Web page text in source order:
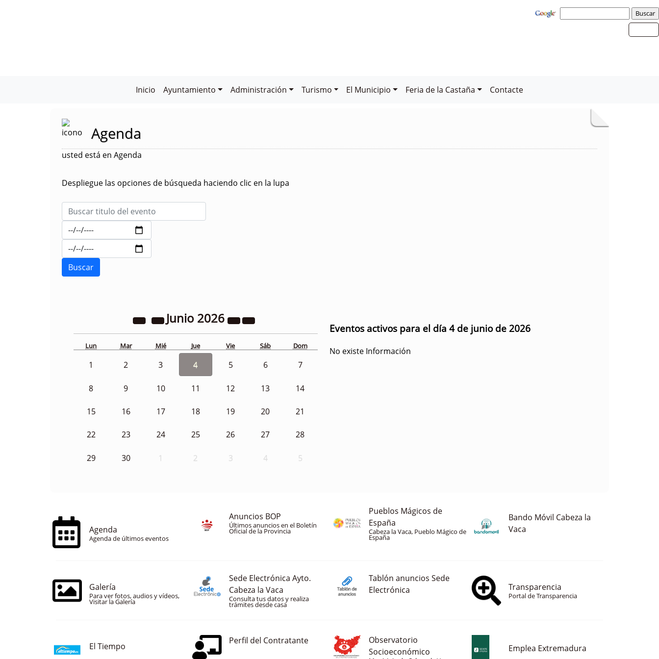
Inicio Ayuntamiento Administración Turismo El Municipio Feria de la Castaña Contacte
Agenda
usted está en Agenda
Despliegue las opciones de búsqueda haciendo clic en la lupa
Junio 2026
Lun Mar Mié Jue Vie Sáb Dom
1 2 3 4 5 6 7
8 9 10 11 12 13 14
15 16 17 18 19 20 21
22 23 24 25 26 27 28
29 30 1 2 3 4 5
Eventos activos para el día 4 de junio de 2026
No existe Información
Agenda
Agenda de últimos eventos
Anuncios BOP
Últimos anuncios en el Boletín
Oficial de la Provincia
Pueblos Mágicos de
España
Cabeza la Vaca, Pueblo Mágico de
España
Bando Móvil Cabeza la
Vaca
Galería
Para ver fotos, audios y vídeos,
Visitar la Galería
Sede Electrónica Ayto.
Cabeza la Vaca
Consulta tus datos y realiza
trámites desde casa
Tablón anuncios Sede
Electrónica
Transparencia
Portal de Transparencia
El Tiempo
Perfil del Contratante
Observatorio
Socioeconómico
Emplea Extremadura